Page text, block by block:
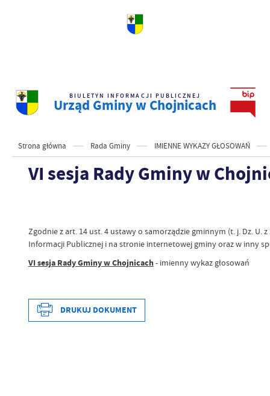
BIULETYN INFORMACJI PUBLICZNEJ
Urząd Gminy w Chojnicach
Strona główna Rada Gminy IMIENNE WYKAZY GŁOSOWAŃ
VI sesja Rady Gminy w
Zgodnie z art. 14 ust. 4 ustawy o samorządzie gminnym (t. j. Dz.
Informacji Publicznej i na stronie internetowej gminy oraz w inny
VI sesja Rady Gminy w Chojnicach- imienny wykaz głosowań
Data wytworzenia
DRUKUJ DOKUMENT